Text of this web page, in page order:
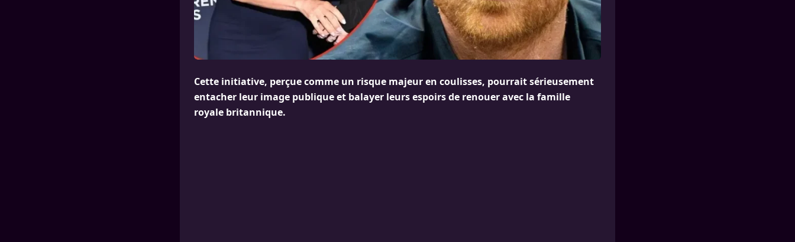
Cette initiative, perçue comme un risque majeur en coulisses, pourrait sérieusement
entacher leur image publique et balayer leurs espoirs de renouer avec la famille
royale britannique.